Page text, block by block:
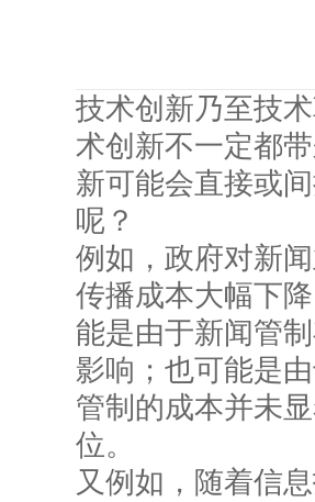
技术创新乃至技
术创新不一定都
新可能会直接或
呢？
例如，政府对新
传播成本大幅下
能是由于新闻管
影响；也可能是
管制的成本并未
位。
又例如，随着信